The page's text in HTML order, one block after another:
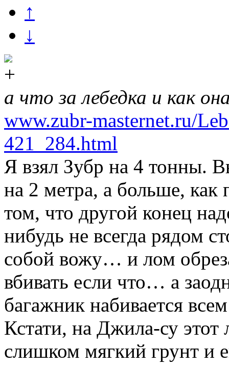
↑
↓
а что за лебедка и как
www.zubr-masternet.ru/
421_284.html
Я взял Зубр на 4 тонны.
на 2 метра, а больше,
том, что другой конец
нибудь не всегда рядом
собой вожу… и лом
вбивать если что… а
багажник набивается
Кстати, на Джила-су этот
слишком мягкий грунт и